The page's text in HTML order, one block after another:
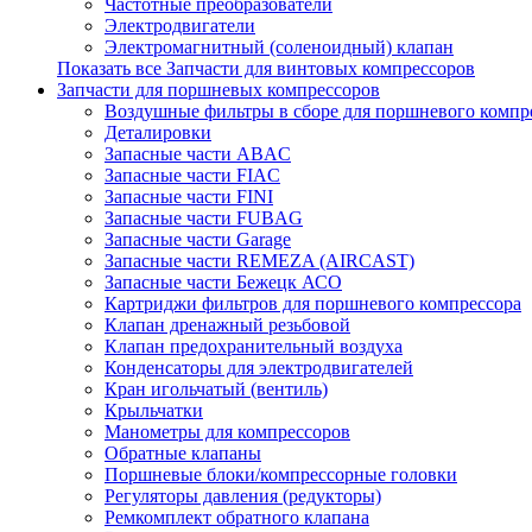
Частотные преобразователи
Электродвигатели
Электромагнитный (соленоидный) клапан
Показать все Запчасти для винтовых компрессоров
Запчасти для поршневых компрессоров
Воздушные фильтры в сборе для поршневого
Деталировки
Запасные части ABAC
Запасные части FIAC
Запасные части FINI
Запасные части FUBAG
Запасные части Garage
Запасные части REMEZA (AIRCAST)
Запасные части Бежецк АСО
Картриджи фильтров для поршневого компрессора
Клапан дренажный резьбовой
Клапан предохранительный воздуха
Конденсаторы для электродвигателей
Кран игольчатый (вентиль)
Крыльчатки
Манометры для компрессоров
Обратные клапаны
Поршневые блоки/компрессорные головки
Регуляторы давления (редукторы)
Ремкомплект обратного клапана